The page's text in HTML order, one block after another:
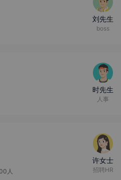
刘先生
boss
时先生
人事
人
许女士
招聘HR